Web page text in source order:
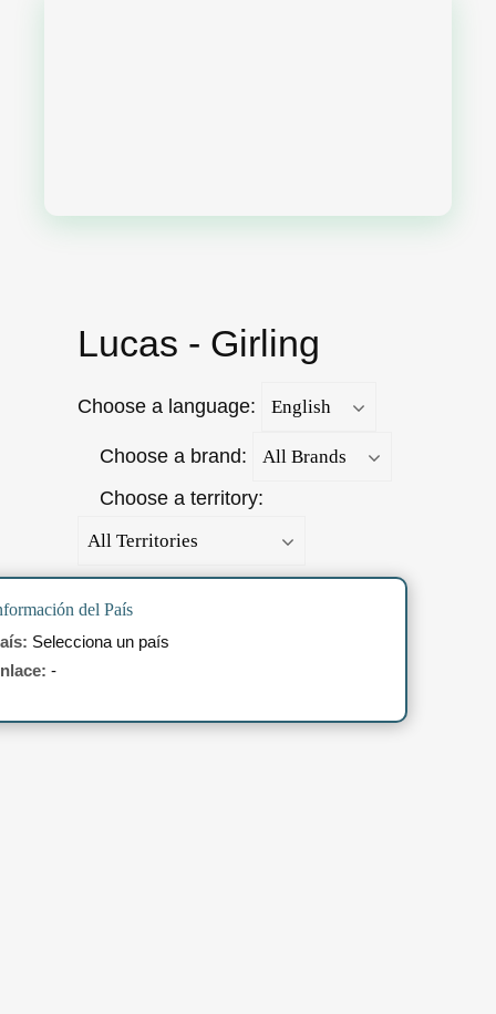
Lucas - Girling
Choose a language:
Choose a brand:
Choose a territory:
del País
Selecciona un país
-